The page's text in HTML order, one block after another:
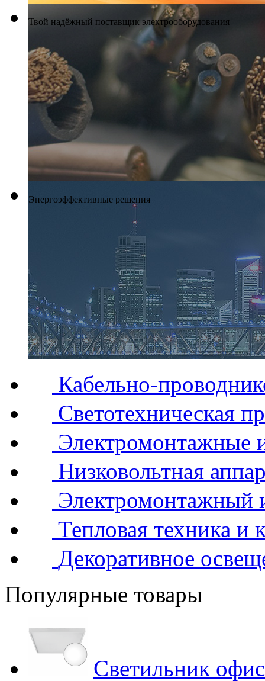
Твой надёжный поставщик электрооборудования
Энергоэффективные решения
Кабельно-
Светотехническая
Электромонтажные
Низковольтная
Электромонтажный
Тепловая техника и
Декоративное
Популярные товары
Светильник